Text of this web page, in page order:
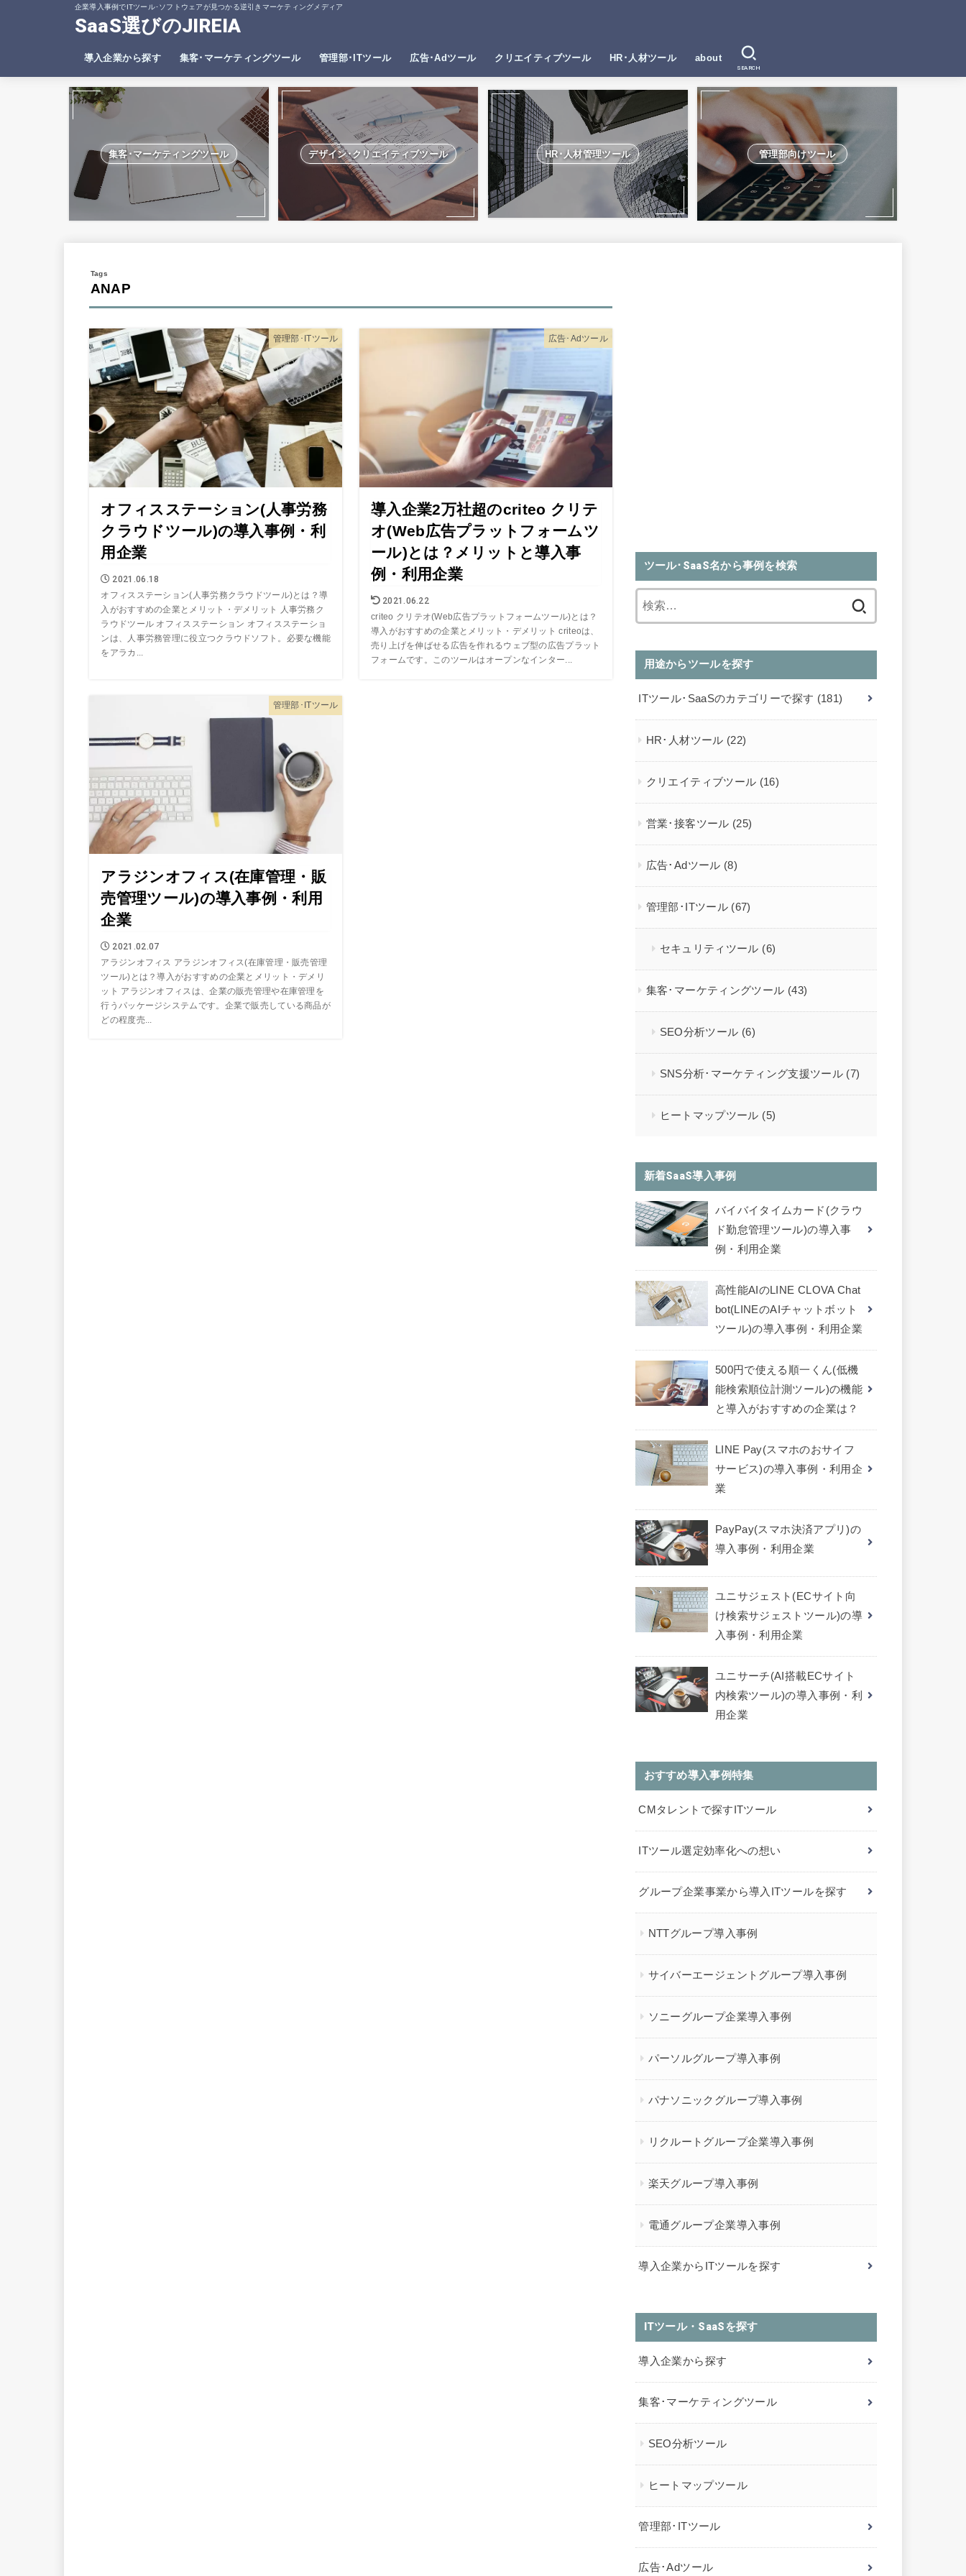
企業導入事例でITツール･ソフトウェアが見つかる逆引きマーケティングメディア
SaaS選びのJIREIA
導入企業から探す 集客･マーケティングツール
SEO分析ツール
ヒートマップツール
管理部･ITツール 広告･Adツール クリエイティブツール HR･人材ツール about
SEARCH
集客･マーケティングツール デザイン･クリエイティブツール HR･人材管理ツール 管理部向けツール
ANAP
管理部･ITツール
オフィスステーション(人事労務
クラウドツール)の導入事例・利
用企業
2021.06.18
オフィスステーション(人事労務クラウドツール)とは？導
入がおすすめの企業とメリット・デメリット 人事労務ク
ラウドツール オフィスステーション オフィスステーショ
ンは、人事労務管理に役立つクラウドソフト。必要な機能
をアラカ...
広告･Adツール
導入企業2万社超のcriteo クリテ
オ(Web広告プラットフォームツ
ール)とは？メリットと導入事
例・利用企業
2021.06.22
criteo クリテオ(Web広告プラットフォームツール)とは？
導入がおすすめの企業とメリット・デメリット criteoは、
売り上げを伸ばせる広告を作れるウェブ型の広告プラット
フォームです。このツールはオープンなインター...
管理部･ITツール
アラジンオフィス(在庫管理・販
売管理ツール)の導入事例・利用
企業
2021.02.07
アラジンオフィス アラジンオフィス(在庫管理・販売管理
ツール)とは？導入がおすすめの企業とメリット・デメリ
ット アラジンオフィスは、企業の販売管理や在庫管理を
行うパッケージシステムです。企業で販売している商品が
どの程度売...
ツール･SaaS名から事例を検索
用途からツールを探す
ITツール･SaaSのカテゴリーで探す (181)
HR･人材ツール (22)
クリエイティブツール (16)
営業･接客ツール (25)
広告･Adツール (8)
管理部･ITツール (67)
セキュリティツール (6)
集客･マーケティングツール (43)
SEO分析ツール (6)
SNS分析･マーケティング支援ツール (7)
ヒートマップツール (5)
新着SaaS導入事例
バイバイタイムカード(クラウ
ド勤怠管理ツール)の導入事
例・利用企業
高性能AIのLINE CLOVA Chat
bot(LINEのAIチャットボット
ツール)の導入事例・利用企業
500円で使える順一くん(低機
能検索順位計測ツール)の機能
と導入がおすすめの企業は？
LINE Pay(スマホのおサイフ
サービス)の導入事例・利用企
業
PayPay(スマホ決済アプリ)の
導入事例・利用企業
ユニサジェスト(ECサイト向
け検索サジェストツール)の導
入事例・利用企業
ユニサーチ(AI搭載ECサイト
内検索ツール)の導入事例・利
用企業
おすすめ導入事例特集
CMタレントで探すITツール
ITツール選定効率化への想い
グループ企業事業から導入ITツールを探す
NTTグループ導入事例
サイバーエージェントグループ導入事例
ソニーグループ企業導入事例
パーソルグループ導入事例
パナソニックグループ導入事例
リクルートグループ企業導入事例
楽天グループ導入事例
電通グループ企業導入事例
導入企業からITツールを探す
ITツール・SaaSを探す
導入企業から探す
集客･マーケティングツール
SEO分析ツール
ヒートマップツール
管理部･ITツール
広告･Adツール